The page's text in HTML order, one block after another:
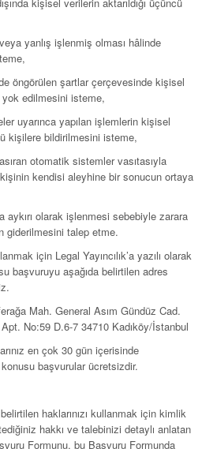
yanlış işlenmiş olması hâlinde
öngörülen şartlar çerçevesinde kişisel
edilmesini isteme,
uyarınca yapılan işlemlerin kişisel
kişilere bildirilmesini isteme,
otomatik sistemler vasıtasıyla
kendisi aleyhine bir sonucun ortaya
aykırı olarak işlenmesi sebebiyle zarara
giderilmesini talep etme.
için Legal Yayıncılık’a yazılı olarak
başvuruyu aşağıda belirtilen adres
Mah. General Asım Gündüz Cad.
No:59 D.6-7 34710 Kadıköy/İstanbul
en çok 30 gün içerisinde
başvurular ücretsizdir.
haklarınızı kullanmak için kimlik
hakkı ve talebinizi detaylı anlatan
Formunu, bu Başvuru Formunda